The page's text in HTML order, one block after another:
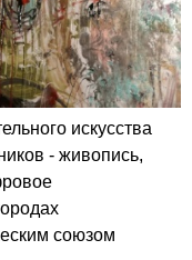
искусства
- живопись,
союзом